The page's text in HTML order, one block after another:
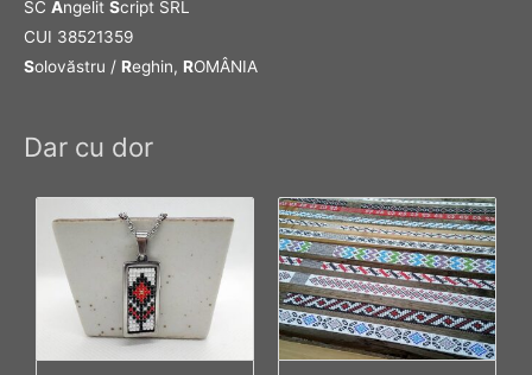
SC Angelit Script SRL
CUI 38521359
Solovăstru / Reghin, ROMÂNIA
Dar cu dor